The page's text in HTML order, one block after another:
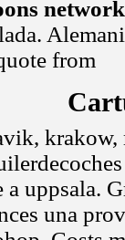
from
krakow,
a uppsala.
una